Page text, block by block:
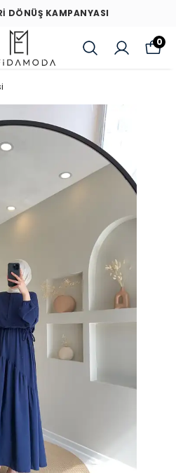
DÖNÜŞ KAMPANYASI
0